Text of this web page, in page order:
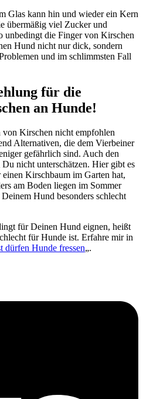
Glas kann hin und wieder ein Kern
übermäßig viel Zucker und
unbedingt die Finger von Kirschen
Hund nicht nur dick, sondern
und im schlimmsten Fall
für die
an Hunde!
von Kirschen nicht empfohlen
Alternativen, die dem Vierbeiner
gefährlich sind. Auch den
nicht unterschätzen. Hier gibt es
Kirschbaum im Garten hat,
am Boden liegen im Sommer
Hund besonders schlecht
für Deinen Hund eignen, heißt
für Hunde ist. Erfahre mir in
dürfen Hunde fressen„.